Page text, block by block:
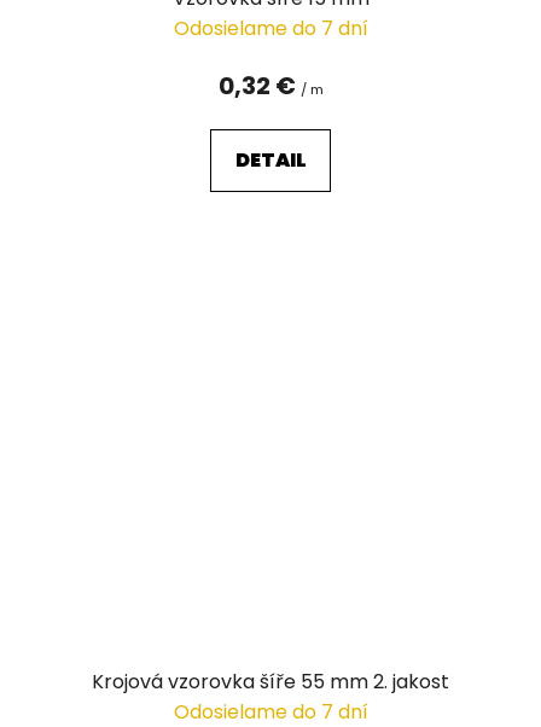
Odosielame do 7 dní
0,32 € / m
DETAIL
Krojová vzorovka šíře 55 mm 2. jakost
Odosielame do 7 dní